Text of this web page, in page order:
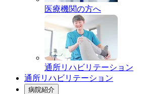
医療機関の方へ
通所リハビリ テーション
通所リハビリテーション
病院紹介